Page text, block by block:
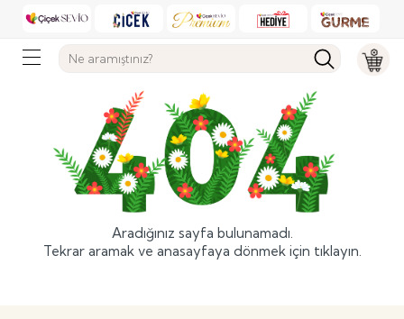
Aradığınız sayfa bulunamadı.
Tekrar aramak ve anasayfaya dönmek için tıklayın.